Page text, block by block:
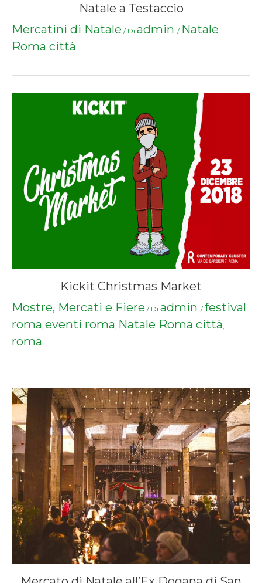
Natale a Testaccio
Mercatini di Natale / Di admin / Natale
Roma città
Kickit Christmas Market
Mostre, Mercati e Fiere / Di admin / festival
roma, eventi roma, Natale Roma città,
roma